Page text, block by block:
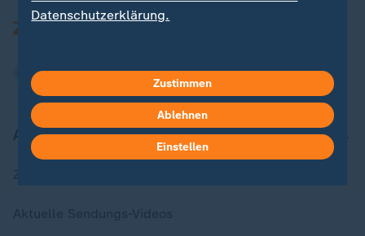
Aktuell bei ZDFheute
Datenschutzerklärung.
Zustimmen
Ablehnen
Einstellen